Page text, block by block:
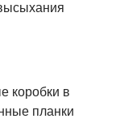
коробки в
планки